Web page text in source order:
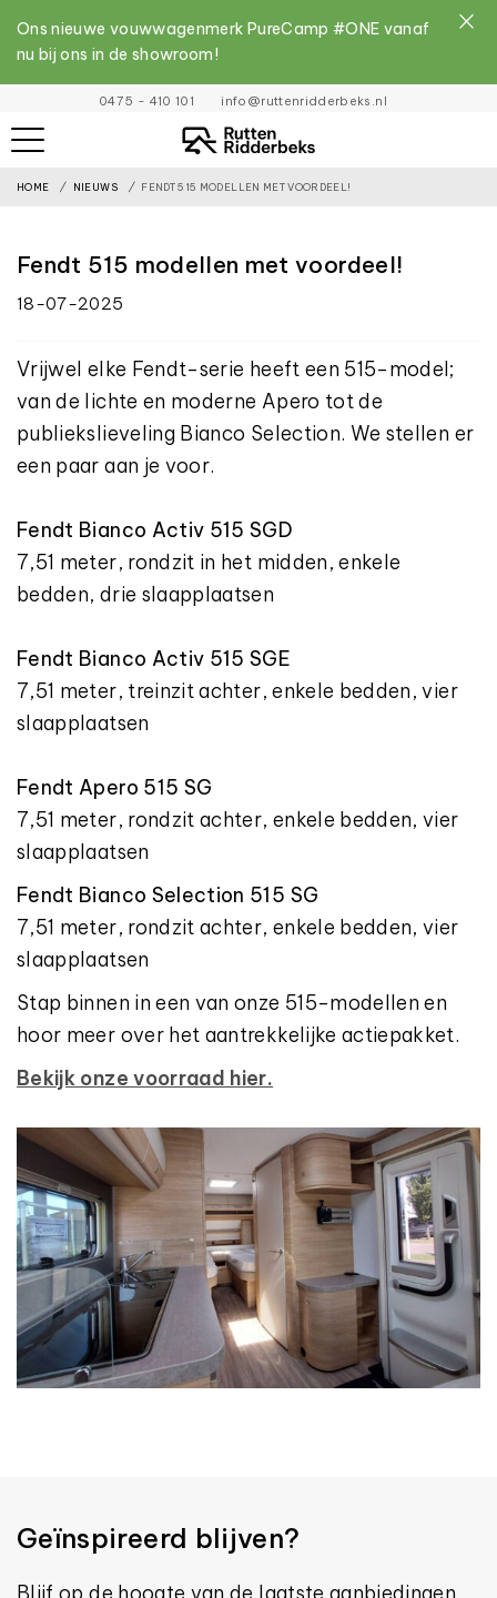
must
and
placed
inside
assets
folder
0475 - 410 101 info@ruttenridderbeks.nl
Ons nieuwe vouwwagenmerk PureCamp #ONE vanaf
nu bij ons in de showroom!
HOME NIEUWS FENDT 515 MODELLEN MET VOORDEEL!
Fendt 515 modellen met voordeel!
18-07-2025
Vrijwel elke Fendt-serie heeft een 515-model;
van de lichte en moderne Apero tot de
publiekslieveling Bianco Selection. We stellen er
een paar aan je voor.
Fendt Bianco Activ 515 SGD
7,51 meter, rondzit in het midden, enkele
bedden, drie slaapplaatsen
Fendt Bianco Activ 515 SGE
7,51 meter, treinzit achter, enkele bedden, vier
slaapplaatsen
Fendt Apero 515 SG
7,51 meter, rondzit achter, enkele bedden, vier
slaapplaatsen
Fendt Bianco Selection 515 SG
7,51 meter, rondzit achter, enkele bedden, vier
slaapplaatsen
Stap binnen in een van onze 515-modellen en
hoor meer over het aantrekkelijke actiepakket.
Bekijk onze voorraad hier.
Geïnspireerd blijven?